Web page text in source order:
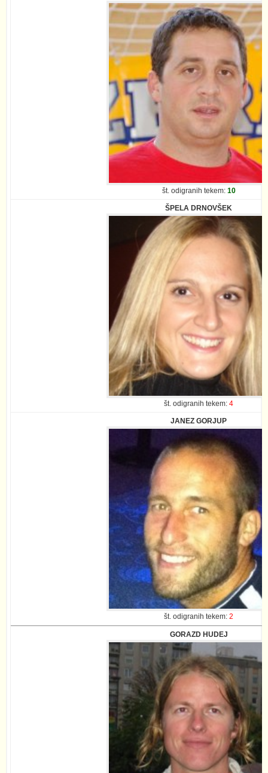
št. odigranih tekem: 10
ŠPELA DRNOVŠEK
št. odigranih tekem:4
JANEZ GORJUP
št. odigranih tekem:2
GORAZD HUDEJ